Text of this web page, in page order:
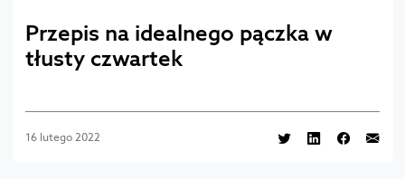
Przepis na idealnego pączka w
tłusty czwartek
16 lutego 2022